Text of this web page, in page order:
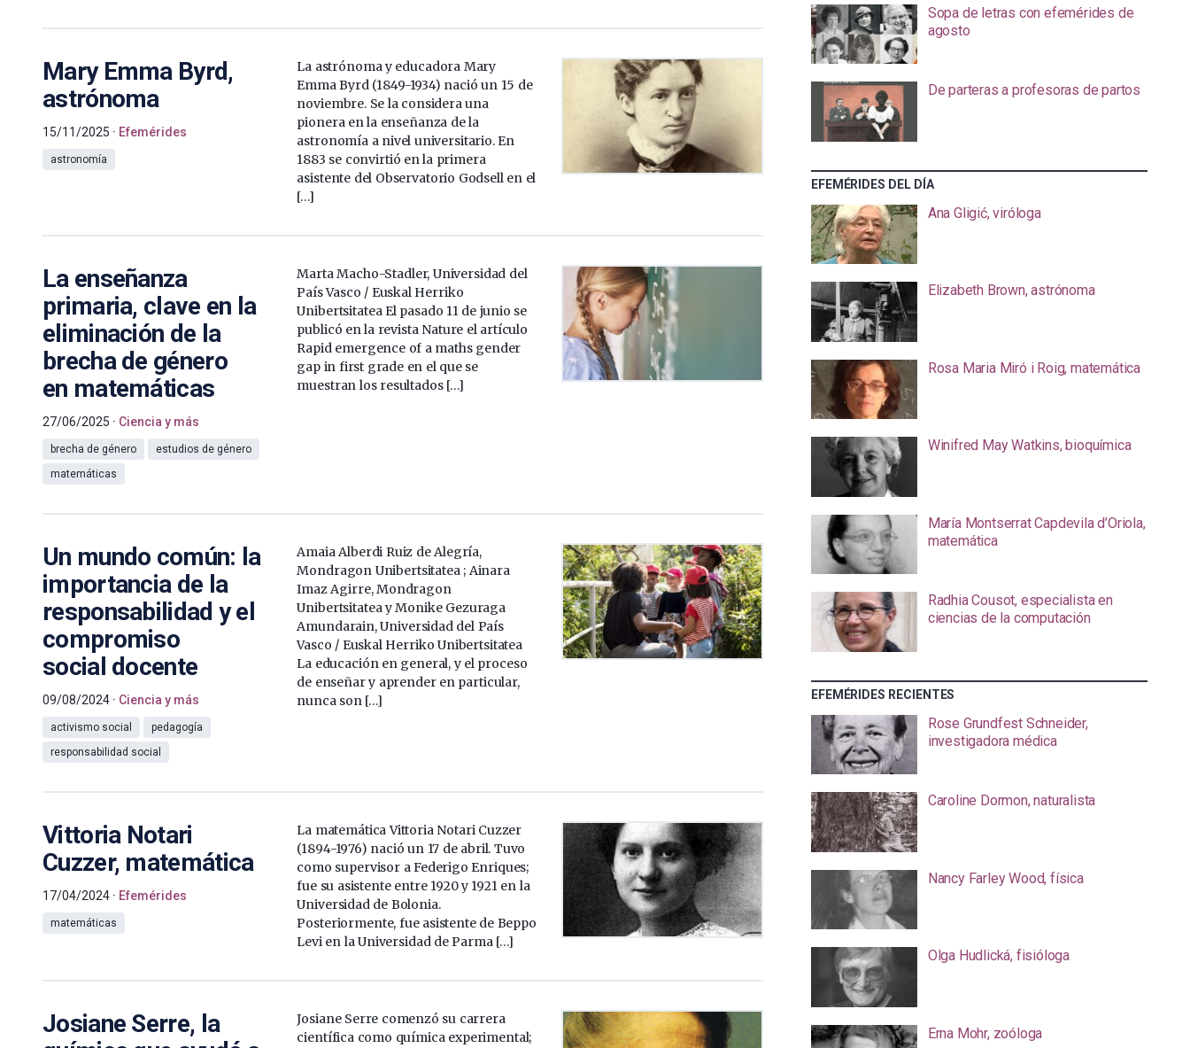
Mary Emma Byrd,
astrónoma
15/11/2025 Efemérides
astronomía
La astrónoma y educadora Mary
Emma Byrd (1849-1934) nació un 15 de
noviembre. Se la considera una
pionera en la enseñanza de la
astronomía a nivel universitario. En
1883 se convirtió en la primera
asistente del Observatorio Godsell en el
[…]
La enseñanza
primaria, clave en la
eliminación de la
brecha de género
en matemáticas
27/06/2025 Ciencia y más
brecha de género
estudios de género
matemáticas
Marta Macho-Stadler, Universidad del
País Vasco / Euskal Herriko
Unibertsitatea El pasado 11 de junio se
publicó en la revista Nature el artículo
Rapid emergence of a maths gender
gap in first grade en el que se
muestran los resultados […]
Un mundo común: la
importancia de la
responsabilidad y el
compromiso
social docente
09/08/2024 Ciencia y más
activismo social
pedagogía
responsabilidad social
Amaia Alberdi Ruiz de Alegría,
Mondragon Unibertsitatea ; Ainara
Imaz Agirre, Mondragon
Unibertsitatea y Monike Gezuraga
Amundarain, Universidad del País
Vasco / Euskal Herriko Unibertsitatea
La educación en general, y el proceso
de enseñar y aprender en particular,
nunca son […]
Vittoria Notari
Cuzzer, matemática
17/04/2024 Efemérides
matemáticas
La matemática Vittoria Notari Cuzzer
(1894-1976) nació un 17 de abril. Tuvo
como supervisor a Federigo Enriques;
fue su asistente entre 1920 y 1921 en la
Universidad de Bolonia.
Posteriormente, fue asistente de Beppo
Levi en la Universidad de Parma […]
Josiane Serre, la
Josiane Serre comenzó su carrera
científica como química experimental;
Sopa de letras con efemérides de
agosto
De parteras a profesoras de partos
EFEMÉRIDES DEL DÍA
Ana Gligić, viróloga
Elizabeth Brown, astrónoma
Rosa Maria Miró i Roig, matemática
Winifred May Watkins, bioquímica
María Montserrat Capdevila d’Oriola,
matemática
Radhia Cousot, especialista en
ciencias de la computación
EFEMÉRIDES RECIENTES
Rose Grundfest Schneider,
investigadora médica
Caroline Dormon, naturalista
Nancy Farley Wood, física
Olga Hudlická, fisióloga
Erna Mohr, zoóloga